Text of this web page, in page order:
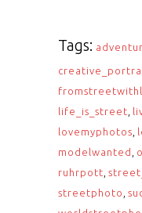
Tags:
life_is_street
lovemyphotos
modelwanted
ruhrpott
streetphoto